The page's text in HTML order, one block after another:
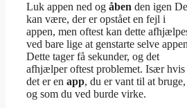
Luk appen ned og åben den igen
kan være, der er opstået en fejl i
appen, men oftest kan dette
ved bare lige at genstarte selve
Dette tager få sekunder, og det
afhjælper oftest problemet. Især hvis
det er en app, du er vant til at bruge,
og som du ved burde virke.